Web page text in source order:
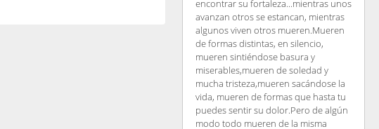
encontrar su fortaleza...mientras unos
avanzan otros se estancan, mientras
algunos viven otros mueren.Mueren
de formas distintas, en silencio,
mueren sintiéndose basura y
miserables,mueren de soledad y
mucha tristeza,mueren sacándose la
vida, mueren de formas que hasta tu
puedes sentir su dolor.Pero de algún
modo todo mueren de la misma